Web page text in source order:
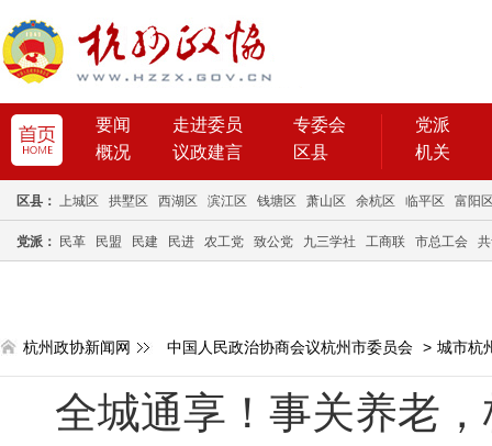
要闻 走进委员
专委会
概况
议政建言 区县
党派
机关
区县： 上城区 拱墅区 西湖区 滨江区 钱塘区 萧山区 余杭区 临平区 富阳
党派： 民革 民盟 民建 民进 农工党 致公党 九三学社 工商联 市总工会
杭州政协新闻网 中国人民政治协商会议杭州市委员会 > 城市杭
全城通享！事关养老